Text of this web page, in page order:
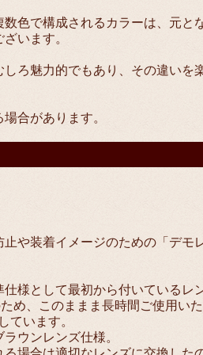
色で構成されるカラーは、元と
います。
ろ魅力的でもあり、その違いを
合があります。
や装着イメージのための「デモ
様として最初から付いているレ
め、このままま長時間ご使用い
ています。
ウンレンズ仕様。